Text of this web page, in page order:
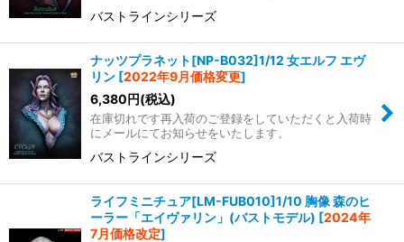
バストラインシリーズ
ナッツプラネット[NP-B032]1/12 女エルフ エヴ
リン [2022年9月価格変更]
6,380円(税込)
在庫切れです再入荷のご登録をしていただくと入荷時
にメールにてお知らせをいたします。
バストラインシリーズ
ライフミニチュア[LM-FUB010]1/10 胸像 森のヒ
ーラー「エイヴァリン」(バストモデル) [2024年
7月価格改定]